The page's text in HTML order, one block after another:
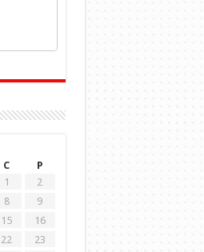
C
P
1
2
8
9
15
16
22
23